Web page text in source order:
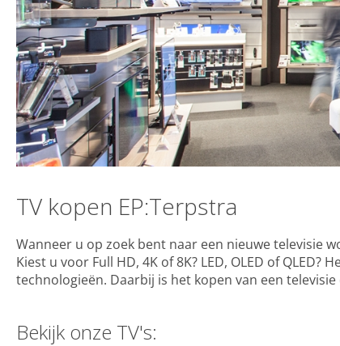
TV kopen EP:Terpstra
Wanneer u op zoek bent naar een nieuwe televisie
Kiest u voor Full HD, 4K of 8K? LED, OLED of
technologieën. Daarbij is het kopen van een
Bekijk onze TV's: